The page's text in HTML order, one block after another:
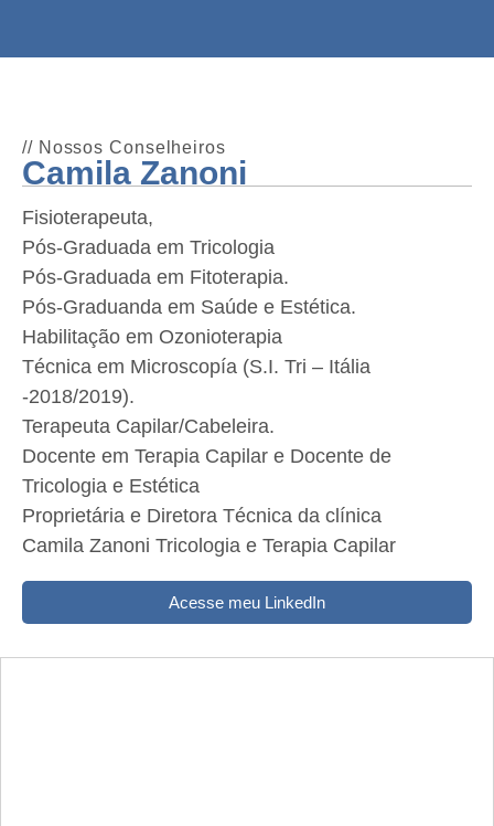
// Nossos Conselheiros
Camila Zanoni
Fisioterapeuta,
Pós-Graduada em Tricologia
Pós-Graduada em Fitoterapia.
Pós-Graduanda em Saúde e Estética.
Habilitação em Ozonioterapia
Técnica em Microscopía (S.I. Tri – Itália
-2018/2019).
Terapeuta Capilar/Cabeleira.
Docente em Terapia Capilar e Docente de
Tricologia e Estética
Proprietária e Diretora Técnica da clínica
Camila Zanoni Tricologia e Terapia Capilar
Acesse meu LinkedIn